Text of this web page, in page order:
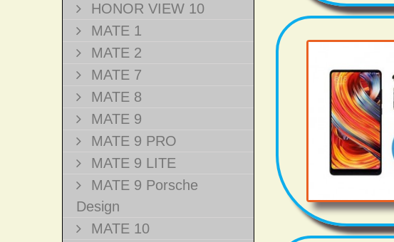
HONOR VIEW 10
MATE 1
MATE 2
MATE 7
MATE 8
MATE 9
MATE 9 PRO
MATE 9 LITE
MATE 9 Porsche
Design
MATE 10